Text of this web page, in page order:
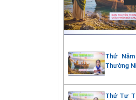
Thứ
Thường
Thứ Tư